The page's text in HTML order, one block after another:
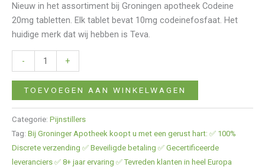
Nieuw in het assortiment bij Groningen apotheek Codeine
20mg tabletten. Elk tablet bevat 10mg codeinefosfaat. Het
huidige merk dat wij hebben is Teva.
- +
TOEVOEGEN AAN WINKELWAGEN
Categorie: Pijnstillers
Tag: Bij Groninger Apotheek koopt u met een gerust hart: ✅ 100%
Discrete verzending ✅ Beveiligde betaling ✅ Gecertificeerde
leveranciers ✅ 8+ jaar ervaring ✅ Tevreden klanten in heel Europa